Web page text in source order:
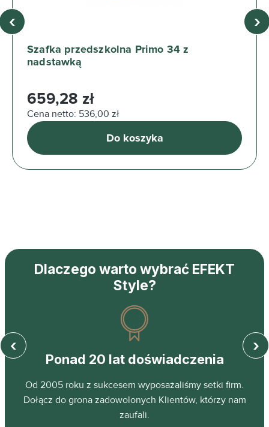
Szafka przedszkolna Primo 34 z
nadstawką
Cena regularna:
659,28 zł
Cena netto: 536,00 zł
Do koszyka
‹ ›
Dlaczego warto wybrać EFEKT
Style?
Ponad 20 lat doświadczenia
Od 2005 roku z sukcesem wyposażaliśmy setki firm.
Dołącz do grona zadowolonych Klientów, którzy nam
zaufali.
‹ ›